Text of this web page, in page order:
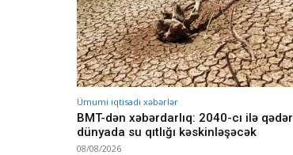
Ümumi iqtisadi xəbərlər
BMT-dən xəbərdarlıq: 2040-cı ilə qədər
dünyada su qıtlığı kəskinləşəcək
08/08/2026